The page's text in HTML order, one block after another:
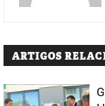
ARTIGOS